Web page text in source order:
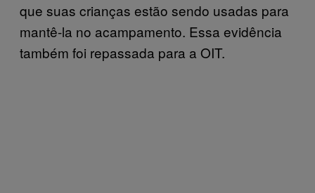
que suas crianças estão sendo usadas para
mantê-la no acampamento. Essa evidência
também foi repassada para a OIT.